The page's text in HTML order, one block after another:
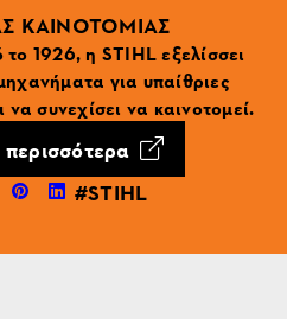
ΚΑΙΝΟΤΟΜΙΑΣ
1926, η STIHL εξελίσσει
για υπαίθριες
συνεχίσει να καινοτομεί.
#STIHL